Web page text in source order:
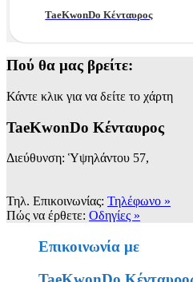
TaeKwonDo Κένταυρος
Πού θα μας βρείτε:
Κάντε κλικ για να δείτε το χάρτη
TaeKwonDo Κένταυρος
Διεύθυνση: Ὑψηλάντου 57,
Τηλ. Επικοινωνίας: Τηλέφωνο »
Πώς να έρθετε: Οδηγίες »
Επικοινωνία με